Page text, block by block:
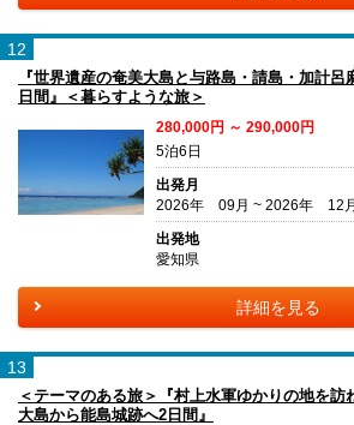
12
『世界遺産の奄美大島と与路島・請島・加計
日間』＜暮らすような旅＞
280,000円 ～ 290,000円
5泊6日
出発月
2026年 09月 ~ 2026年 12月
出発地
愛知県
詳細を見る
13
＜テーマのある旅＞『村上水軍ゆかりの地を
大島から能島城跡へ2日間』